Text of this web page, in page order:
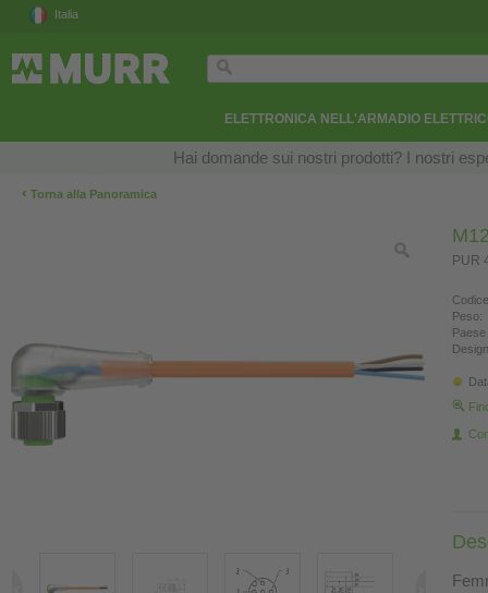
Italia
ELETTRONICA NELL'ARMADIO
Hai domande sui nostri prodotti? I nostri
‹ Torna alla Panoramica
PUR
Peso: